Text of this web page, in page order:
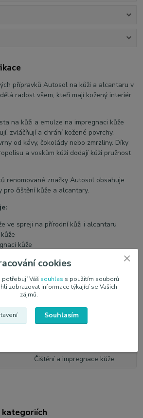
přípravků Autosol na kůži a alcantaru v
radost všem, kteří mají kožený interiér
na kůži a emulze na impregnaci kůže
zvláčňují a chrání kožené povrchy.
od kávy, čokolády nebo zmrzliny. Díky
a voskům kůži dodají kůži pružnost
renomované značky Autosol obsahuje
čištění kůže a alcantary.
ve spreji na přírodní kůži i alcantaru
kůže
Sada
Čištění a impregnace kůže
kategoriích
cookies
potřebují Váš souhlas s použitím souborů
zobrazovat informace týkající se Vašich
zájmů.
Souhlasím